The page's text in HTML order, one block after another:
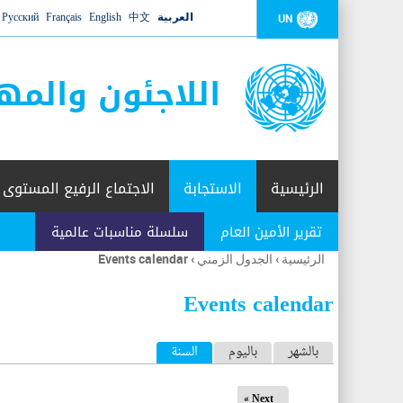
UN العربية 中文
English
Français
Русский
اللاجئون
الرئيسية الاستجابة
تقرير الأمين العام سلسلة مناسبات عالمية
الاجتماع الرفيع المستوى
أنت
هنا
الرئيسية › الجدول الزمني ›
Events calendar
Events calendar
ا بالشهر باليوم السنة (علامة التبويب النشطة)